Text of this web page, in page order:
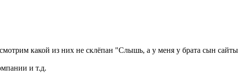
какой из них не склёпан "Слышь, а у меня у брата сын сайты
и т.д.